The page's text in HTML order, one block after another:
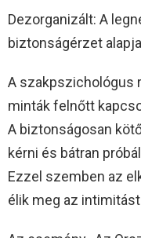
Dezorganizált: A
biztonságérzet
A szakpszichológus
minták felnőtt
A biztonságosan
kérni és bátran
Ezzel szemben az
élik meg az